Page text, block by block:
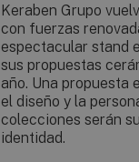
Keraben Grupo
con fuerzas
espectacular stand
sus propuestas
año. Una propuesta
el diseño y la
colecciones serán
identidad.